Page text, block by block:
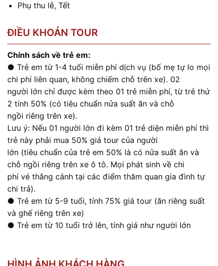
Phụ thu lễ, Tết
ĐIỀU KHOẢN TOUR
Chính sách về trẻ em:
● Trẻ em từ 1-4 tuổi miễn phí dịch vụ (bố mẹ tự lo mọi
chi phí liên quan, không chiếm chỗ trên xe). 02
người lớn chỉ được kèm theo 01 trẻ miễn phí, từ trẻ thứ
2 tính 50% (có tiêu chuẩn nửa suất ăn và chỗ
ngồi riêng trên xe).
Lưu ý: Nếu 01 người lớn đi kèm 01 trẻ diện miễn phí thì
trẻ này phải mua 50% giá tour của người
lớn (tiêu chuẩn của trẻ em 50% là có nửa suất ăn và
chỗ ngồi riêng trên xe ô tô. Mọi phát sinh về chi
phí vé thắng cảnh tại các điểm thăm quan gia đình tự
chi trả).
● Trẻ em từ 5-9 tuổi, tính 75% giá tour (ăn riêng suất
và ghế riêng trên xe)
● Trẻ em từ 10 tuổi trở lên, tính giá như người lớn